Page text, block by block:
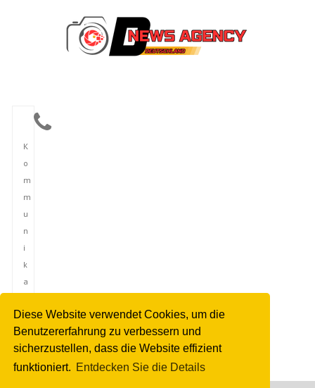
Diese Website verwendet Cookies, um die
Benutzererfahrung zu verbessern und
sicherzustellen, dass die Website effizient
funktioniert. Entdecken Sie die Details
K
o
m
m
u
n
i
k
a
i
o
n